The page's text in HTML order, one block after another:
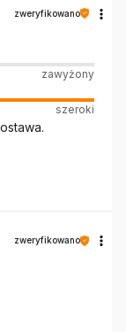
zweryfikowano
zawyżony
szeroki
zweryfikowano